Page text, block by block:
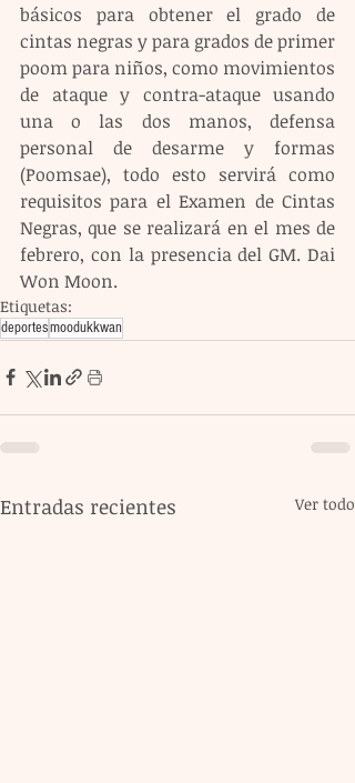
básicos para obtener el grado de
cintas negras y para grados de primer
poom para niños, como movimientos
de ataque y contra-ataque usando
una o las dos manos, defensa
personal de desarme y formas
(Poomsae), todo esto servirá como
requisitos para el Examen de Cintas
Negras, que se realizará en el mes de
febrero, con la presencia del GM. Dai
Won Moon.
Etiquetas:
deportesmoodukkwan
Entradas recientes Ver todo